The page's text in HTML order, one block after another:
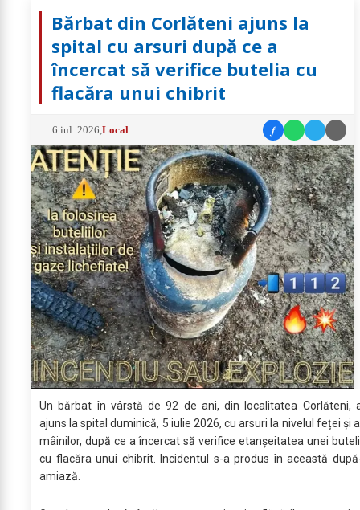
Bărbat din Corlăteni ajuns la
spital cu arsuri după ce a
încercat să verifice butelia cu
flacăra unui chibrit
6 iul. 2026 ,Local f
Un bărbat în vârstă de 92 de ani, din localitatea Corlăteni,
ajuns la spital duminică, 5 iulie 2026, cu arsuri la nivelul feței și
mâinilor, după ce a încercat să verifice etanșeitatea unei
cu flacăra unui chibrit. Incidentul s-a produs în această
amiază.